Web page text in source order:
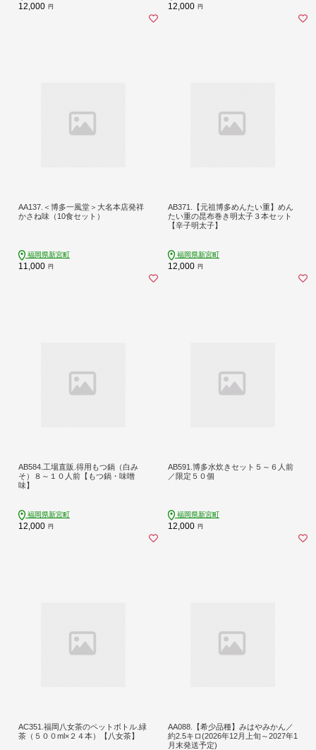
12,000 円 12,000 円
AA137.＜博多一風堂＞大名本店発祥
かさね味（10食セット）
福岡県新宮町
11,000 円
AB371.【元祖博多めんたい重】めん
たい重の昆布巻き明太子３本セット
【辛子明太子】
福岡県新宮町
12,000 円
AB584.工場直販.得用もつ鍋（白み
そ）８～１０人前【もつ鍋・味噌
味】
福岡県新宮町
12,000 円
AB591.博多水炊きセット５～６人前
／限定５０個
福岡県新宮町
12,000 円
AC351.福岡八女茶のペットボトル.緑
茶（５００ml×２４本）【八女茶】
AA088.【希少品種】みはやみかん／
約2.5キロ(2026年12月上旬～2027年1
月末発送予定)